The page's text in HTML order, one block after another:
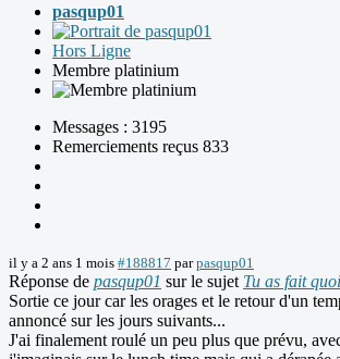
pasqup01
Hors Ligne
Membre platinium
Messages : 3195
Remerciements reçus 833
il y a 2 ans 1 mois #188817 parpasqup01
Réponse de pasqup01 sur le sujet Tu as fait
Sortie ce jour car les orages et le retour d'un
annoncé sur les jours suivants...
J'ai finalement roulé un peu plus que prévu,